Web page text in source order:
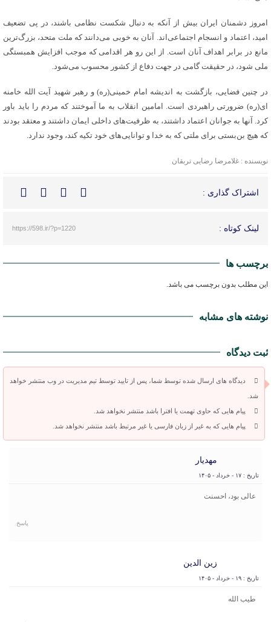
امروز دشمنان ایران بیش از آنکه به دنبال شکست نظامی باشند، در پی تضعیف
امید، اعتماد و انسجام اجتماعی‌اند. آنان به خوبی می‌دانند که ملت متحد، بزرگ‌ترین
مانع در برابر اهداف آنان است. از این رو هر اقدامی که موجب افزایش همبستگی
ملی شود، در حقیقت گامی در جهت دفاع از کشور محسوب می‌شود.
در چنین فضایی، بازگشت به اندیشه امام خمینی(ره) و رهبر شهید آیت الله خامنه
ای(ره) ضرورتی راهبردی است. امامین انقلاب به ما آموختند که مردم را باید باور
کرد. آنها به جوانان اعتماد داشتند، به ظرفیت‌های داخلی ایمان داشتند و معتقد بودند
که هیچ بن‌بستی برای ملتی که به خدا و توانایی‌های خود تکیه کند، وجود ندارد.
نویسنده : غلامرضا رضایی‌ تربقان
اشتراک گذاری :
لینک کوتاه : https://598.ir/?p=1220
برچسب ها
این مطلب بدون برچسب می باشد.
نوشته های مشابه
ثبت دیدگاه
دیدگاه های ارسال شده توسط شما، پس از تایید توسط تیم مدیریت در وب منتشر خواهد
شد.
پیام هایی که حاوی تهمت یا افترا باشد منتشر نخواهد شد.
پیام هایی که به غیر از زبان فارسی یا غیر مرتبط باشد منتشر نخواهد شد.
مهدیار
تاریخ : ۱۷ - خرداد - ۱۴۰۵
عالی بود، احسنت
پاسخ
زین الدین
تاریخ : ۱۹ - خرداد - ۱۴۰۵
طیب الله